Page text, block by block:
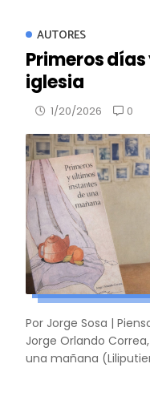
AUTORES
Primeros
iglesia
1/20/2026 0
Por Jorge Sosa |
Jorge Orlando
una mañana